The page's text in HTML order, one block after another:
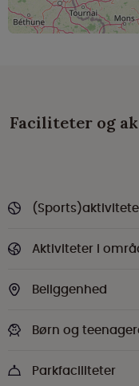
Faciliteter og
Aktiviteter i
Beliggenhed
Børn og
Parkfaciliteter